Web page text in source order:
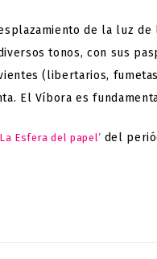
de la luz
tonos, con sus
(libertarios,
El Víbora es
La Esfera del papel’ del